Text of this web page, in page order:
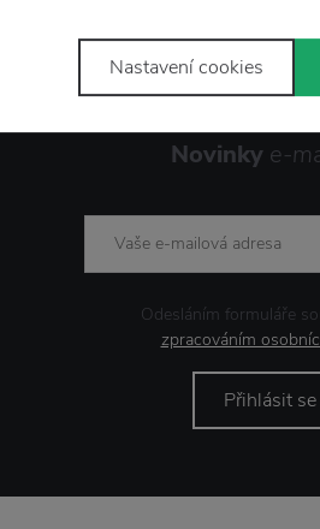
Novinky e-
Odesláním formuláře
zpracováním
Přihlásit se
Nastavení cookies